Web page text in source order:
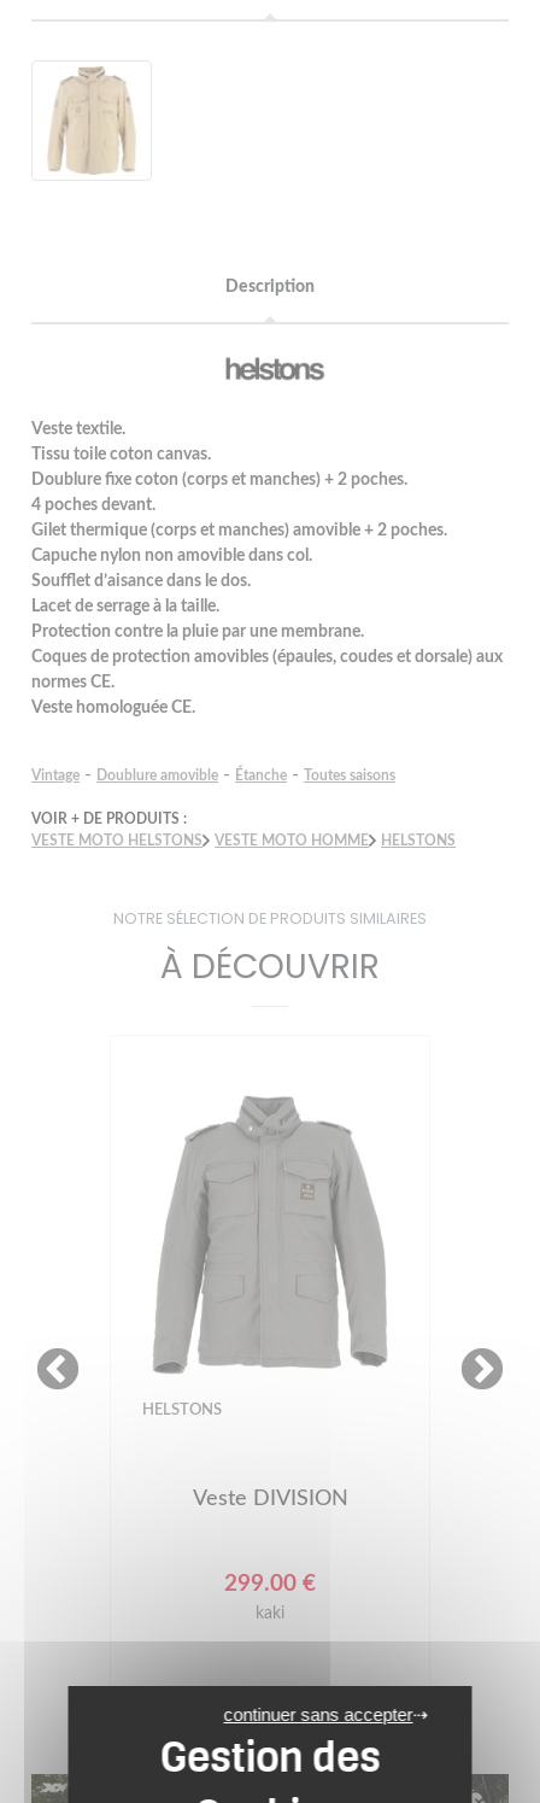
Description
Veste textile.
Tissu toile coton canvas.
Doublure fixe coton (corps et manches) + 2 poches.
4 poches devant.
Gilet thermique (corps et manches) amovible + 2 poches.
Capuche nylon non amovible dans col.
Soufflet d’aisance dans le dos.
Lacet de serrage à la taille.
Protection contre la pluie par une membrane.
Coques de protection amovibles (épaules, coudes et dorsale) aux
normes CE.
Veste homologuée CE.
Vintage - Doublure amovible - Étanche - Toutes saisons
VOIR + DE PRODUITS :
VESTE MOTO HELSTONS
VESTE MOTO HOMME HELSTONS
NOTRE SÉLECTION DE PRODUITS SIMILAIRES
À DÉCOUVRIR
HELSTONS
Veste DIVISION
299.00 €
kaki
continuer sans accepter